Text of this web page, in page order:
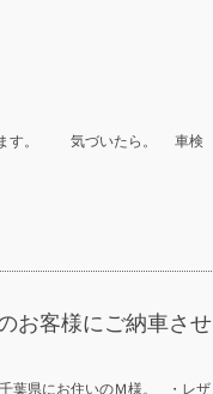
います。 気づいたら。 車検
お客様にご納車させ
葉県にお住いのＭ様。 ・レザ